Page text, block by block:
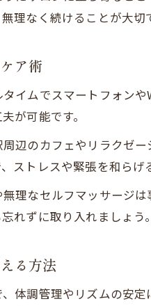
東西線利用者に
快適な毎日のた
理なく続けることが大切
ア術
イムでスマートフォン
が可能です。
辺のカフェやリラクゼ
ストレスや緊張を和らげ
理なセルフマッサージ
れずに取り入れましょう。
る方法
体調管理やリズムの安
ご
ご